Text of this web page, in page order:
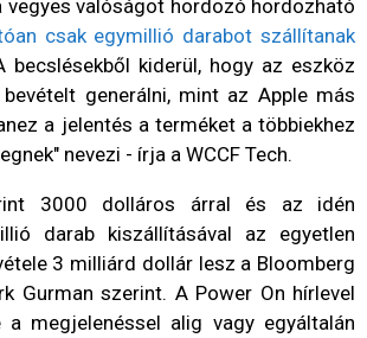
vegyes valóságot hordozó hordozható
csak egymillió darabot szállítanak
becslésekből kiderül, hogy az eszköz
generálni, mint az Apple más
a jelentés a terméket a többiekhez
nevezi - írja a WCCF Tech.
3000 dolláros árral és az idén
darab kiszállításával az egyetlen
3 milliárd dollár lesz a Bloomberg
Gurman szerint. A Power On hírlevel
megjelenéssel alig vagy egyáltalán